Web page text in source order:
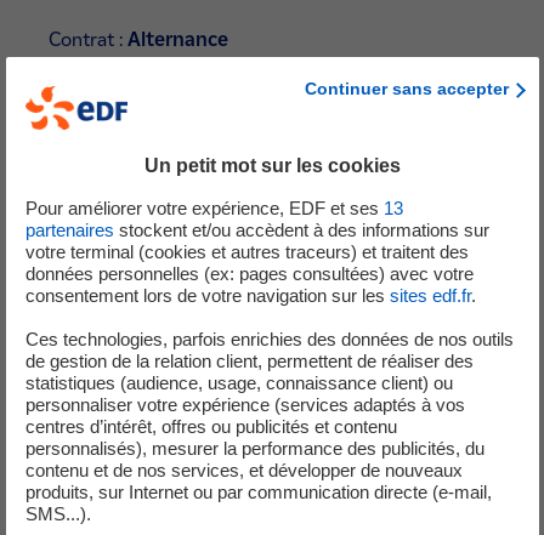
Contrat : Alternance
ALTERNANCE - TECHNICIEN DE
MAINTENANCE CVC - CERTIFICAT DE
SPÉCIALISATION H/F
Contrat :Alternance
Lieu :VILLEURBANNE (69100)
10 Août 2026
Continuer sans accepter
Un petit mot sur les cookies
Pour améliorer votre expérience, EDF et ses 13
partenaires stockent et/ou accèdent à des informations sur
votre terminal (cookies et autres traceurs) et traitent des
données personnelles (ex: pages consultées) avec votre
consentement lors de votre navigation sur les sites edf.fr.
Ces technologies, parfois enrichies des données de nos outils
de gestion de la relation client, permettent de réaliser des
statistiques (audience, usage, connaissance client) ou
personnaliser votre expérience (services adaptés à vos
centres d’intérêt, offres ou publicités et contenu
personnalisés), mesurer la performance des publicités, du
contenu et de nos services, et développer de nouveaux
produits, sur Internet ou par communication directe (e-mail,
SMS...).